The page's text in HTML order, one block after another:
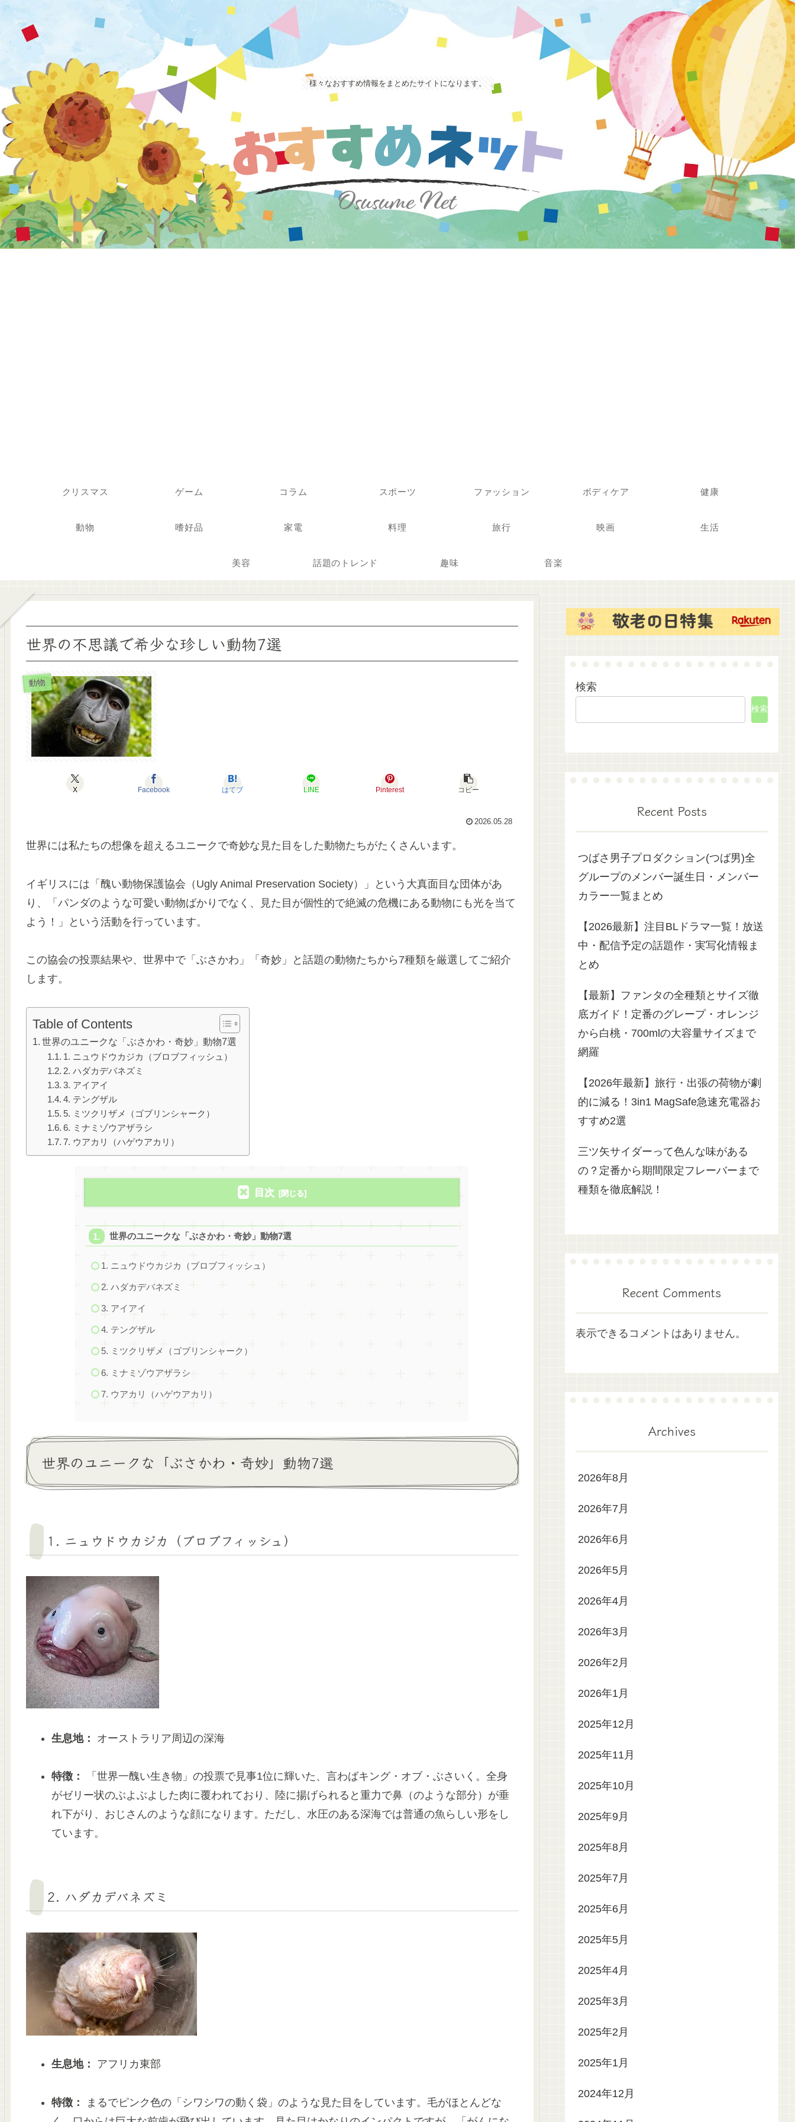
様々なおすすめ情報をまとめたサイトになります。
クリスマス ゲーム コラム スポーツ ファッション ボディケア 健康
動物 嗜好品 家電 料理 旅行 映画 生活
美容 話題のトレンド 趣味 音楽
世界の不思議で希少な珍しい動物7選
動物
X Facebook はてブ LINE Pinterest コピー
2026.05.28
世界には私たちの想像を超えるユニークで奇妙な見た目をした動物たちがたくさんいます。
イギリスには「醜い動物保護協会（Ugly Animal Preservation Society）」という大真面目な団体があ
り、「パンダのような可愛い動物ばかりでなく、見た目が個性的で絶滅の危機にある動物にも光を当て
よう！」という活動を行っています。
この協会の投票結果や、世界中で「ぶさかわ」「奇妙」と話題の動物たちから7種類を厳選してご紹介
します。
Table of Contents
世界のユニークな「ぶさかわ・奇妙」動物7選
1. ニュウドウカジカ（ブロブフィッシュ）
2. ハダカデバネズミ
3. アイアイ
4. テングザル
5. ミツクリザメ（ゴブリンシャーク）
6. ミナミゾウアザラシ
7. ウアカリ（ハゲウアカリ）
目次
世界のユニークな「ぶさかわ・奇妙」動物7選
1. ニュウドウカジカ（ブロブフィッシュ）
2. ハダカデバネズミ
3. アイアイ
4. テングザル
5. ミツクリザメ（ゴブリンシャーク）
6. ミナミゾウアザラシ
7. ウアカリ（ハゲウアカリ）
世界のユニークな「ぶさかわ・奇妙」動物7選
1. ニュウドウカジカ（ブロブフィッシュ）
生息地： オーストラリア周辺の深海
特徴：
「世界一醜い生き物」の投票で見事1位に輝いた、言わばキング・オブ・ぶさいく。全身
がゼリー状のぶよぶよした肉に覆われており、陸に揚げられると重力で鼻（のような部分）が垂
れ下がり、おじさんのような顔になります。ただし、水圧のある深海では普通の魚らしい形をし
ています。
2. ハダカデバネズミ
生息地： アフリカ東部
特徴：
まるでピンク色の「シワシワの動く袋」のような見た目をしています。毛がほとんどな
検索
検索
Recent Posts
つばさ男子プロダクション(つば男)全
グループのメンバー誕生日・メンバー
カラー一覧まとめ
【2026最新】注目BLドラマ一覧！放送
中・配信予定の話題作・実写化情報ま
とめ
【最新】ファンタの全種類とサイズ徹
底ガイド！定番のグレープ・オレンジ
から白桃・700mlの大容量サイズまで
網羅
【2026年最新】旅行・出張の荷物が劇
的に減る！3in1 MagSafe急速充電器お
すすめ2選
三ツ矢サイダーって色んな味がある
の？定番から期間限定フレーバーまで
種類を徹底解説！
Recent Comments
表示できるコメントはありません。
Archives
2026年8月
2026年7月
2026年6月
2026年5月
2026年4月
2026年3月
2026年2月
2026年1月
2025年12月
2025年11月
2025年10月
2025年9月
2025年8月
2025年7月
2025年6月
2025年5月
2025年4月
2025年3月
2025年2月
2025年1月
2024年12月